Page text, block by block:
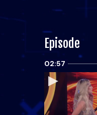
Episode
02:57